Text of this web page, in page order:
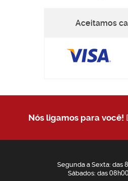
Aceitamos
Nós ligamos para você!
Segunda a Sexta: das
Sábados: das